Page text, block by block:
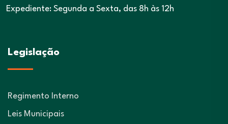
Expediente: Segunda a Sexta, das 8h às 12h
Legislação
Regimento Interno
Leis Municipais